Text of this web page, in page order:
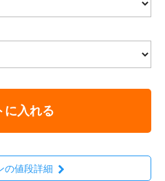
に入れる
の値段詳細